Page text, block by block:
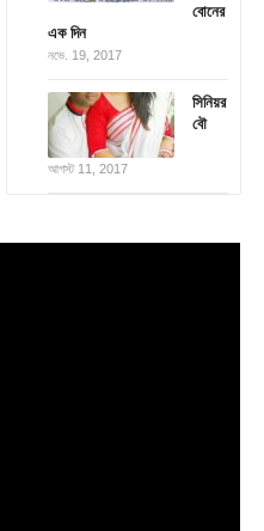
বোনের
এক দিন
নভে. 19, 2017
সিনিয়র
বৌ
আগস্ট 11, 2017